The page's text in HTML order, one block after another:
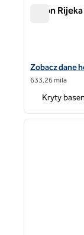
Hilton
Zobacz
Zobacz dane
633,26 mila
Kryty
1 z 12